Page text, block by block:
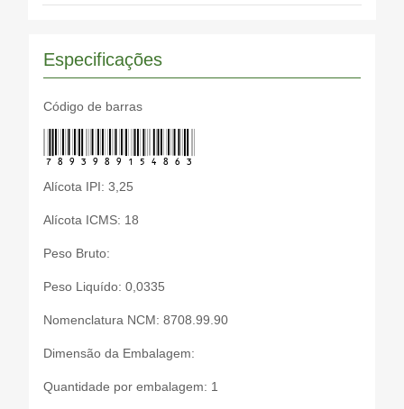
Especificações
Código de barras
7893989154863
Alícota IPI: 3,25
Alícota ICMS: 18
Peso Bruto:
Peso Liquído: 0,0335
Nomenclatura NCM: 8708.99.90
Dimensão da Embalagem:
Quantidade por embalagem: 1